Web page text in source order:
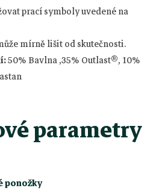
prací symboly uvedené na
mírně lišit od skutečnosti.
50% Bavlna ,35% Outlast®, 10%
parametry
ponožky